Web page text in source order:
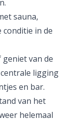
sauna,
conditie in de
van de
ligging
en bar.
van het
helemaal